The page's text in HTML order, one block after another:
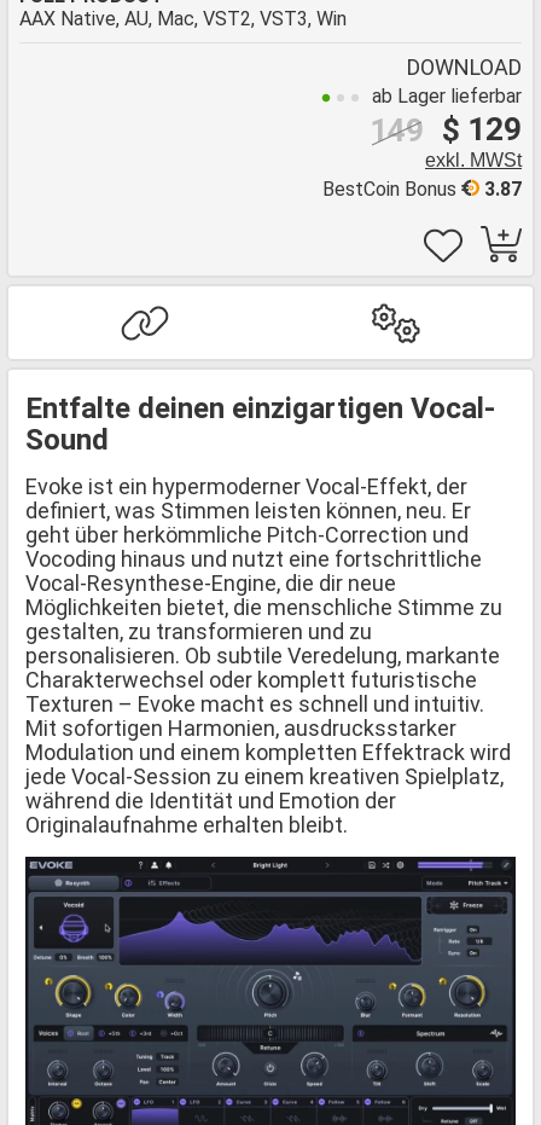
AAX Native, AU, Mac, VST2, VST3, Win
DOWNLOAD
ab Lager lieferbar
$ 129
149
exkl. MWSt
3.87
BestCoin Bonus
Entfalte deinen einzigartigen Vocal-
Sound
Evoke ist ein hypermoderner Vocal-Effekt, der
definiert, was Stimmen leisten können, neu. Er
geht über herkömmliche Pitch-Correction und
Vocoding hinaus und nutzt eine fortschrittliche
Vocal-Resynthese-Engine, die dir neue
Möglichkeiten bietet, die menschliche Stimme zu
gestalten, zu transformieren und zu
personalisieren. Ob subtile Veredelung, markante
Charakterwechsel oder komplett futuristische
Texturen – Evoke macht es schnell und intuitiv.
Mit sofortigen Harmonien, ausdrucksstarker
Modulation und einem kompletten Effektrack wird
jede Vocal-Session zu einem kreativen Spielplatz,
während die Identität und Emotion der
Originalaufnahme erhalten bleibt.